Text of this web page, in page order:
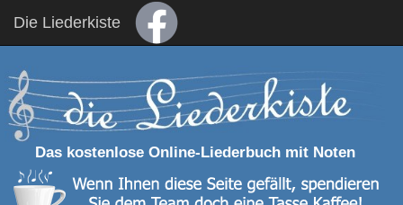
Die Liederkiste
Das kostenlose Online-Liederbuch mit Noten